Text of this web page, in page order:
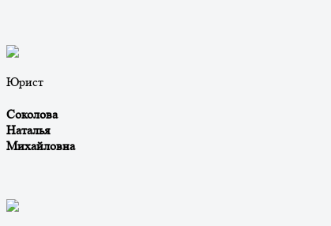
Юрист
Соколова
Наталья
Михайловна